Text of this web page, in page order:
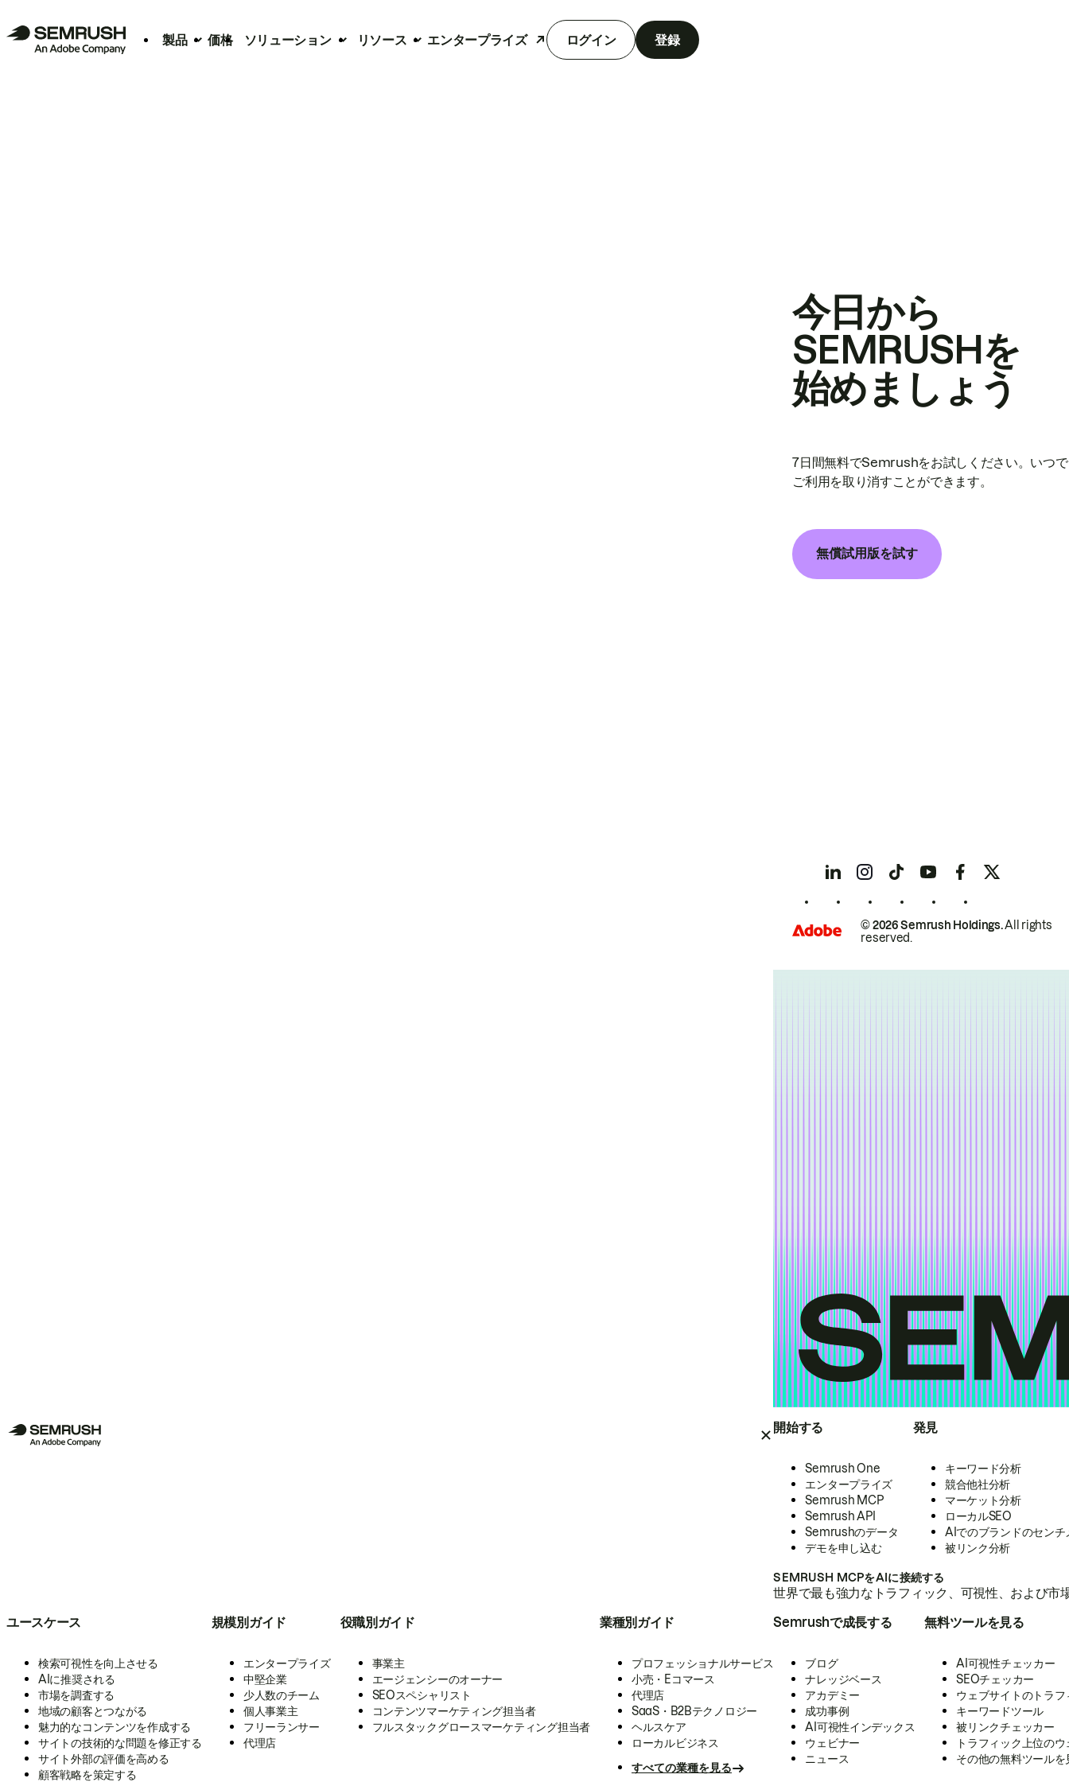
製品 価格 ソリューション リソース エンタープライズ ログイン 登録
開始する
Semrush One
エンタープライズ
Semrush MCP
Semrush API
Semrushのデータ
デモを申し込む
発見
キーワード分析
競合他社分析
マーケット分析
ローカルSEO
AIでのブランドのセンチ
被リンク分析
SEMRUSH MCPをAIに接続する
世界で最も強力なトラフィック、可視性、および
ユースケース
検索可視性を向上させる
AIに推奨される
市場を調査する
地域の顧客とつながる
魅力的なコンテンツを作成する
サイトの技術的な問題を修正する
サイト外部の評価を高める
顧客戦略を策定する
規模別ガイド
エンタープライズ
中堅企業
少人数のチーム
個人事業主
フリーランサー
代理店
役職別ガイド
事業主
エージェンシーのオーナー
SEOスペシャリスト
コンテンツマーケティング担当者
フルスタックグロースマーケティング担当者
業種別ガイド
プロフェッショナルサービス
小売・Eコマース
代理店
SaaS・B2Bテクノロジー
ヘルスケア
ローカルビジネス
すべての業種を見る
Semrushで成長する
ブログ
ナレッジベース
アカデミー
成功事例
AI可視性インデックス
ウェビナー
ニュース
無料ツールを見る
AI可視性チェッカー
SEOチェッカー
ウェブサイトのトラ
キーワードツール
被リンクチェッカー
トラフィック上位の
その他の無料ツールを
今日から
SEMRUSHを
始めましょう
7日間無料でSemrushをお試しください。いつ
ご利用を取り消すことができます。
無償試用版を試す
© 2026 Semrush Holdings.All rights
reserved.